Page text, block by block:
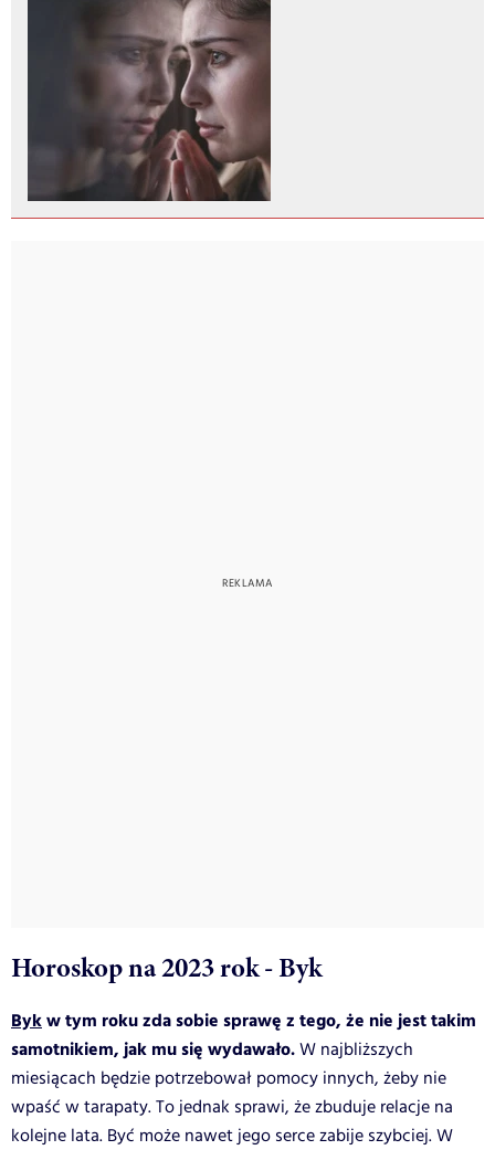
Horoskop na 2023 rok - Byk
Bykw tym roku zda sobie sprawę z tego, że nie jest takim
samotnikiem, jak mu się wydawało.W najbliższych
miesiącach będzie potrzebował pomocy innych, żeby nie
wpaść w tarapaty. To jednak sprawi, że zbuduje relacje na
kolejne lata. Być może nawet jego serce zabije szybciej. W